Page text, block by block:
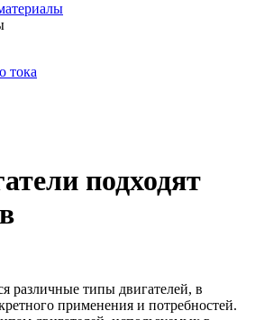
тока
подходят
различные типы двигателей, в
применения и потребностей.